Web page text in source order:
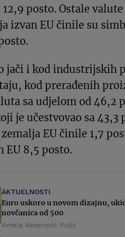
posto. Ostale
izvan EU činile su
jači i kod industrijskih
kod prerađenih
sa udjelom od 46,2
je učestvovao sa 43,3
EU činile 1,7
EU 8,5 posto.
AKTUELNOSTI
Euro uskoro u novom dizajnu,
novčanica od 500
Amela Keserović Polić